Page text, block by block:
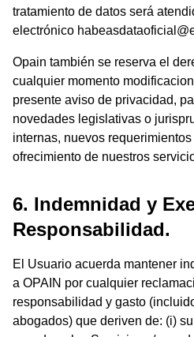
tratamiento de datos será
electrónico
Opain también se reserva el
cualquier momento
presente aviso de privacidad,
novedades legislativas o
internas, nuevos
ofrecimiento de nuestros
6. Indemnidad y
Responsabilidad.
El Usuario acuerda mantener
a OPAIN por cualquier
responsabilidad y gasto
abogados) que deriven de: (i)